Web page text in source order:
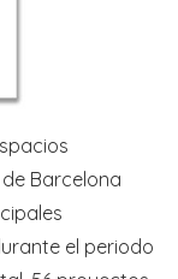
Barcelona
el periodo